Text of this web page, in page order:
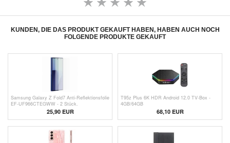
KUNDEN, DIE DAS PRODUKT GEKAUFT HABEN, HABEN AUCH NOCH
FOLGENDE PRODUKTE GEKAUFT
Samsung Galaxy Z Fold7 Anti-Reflektionsfolie
EF-UF966CTEGWW - 2 Stück.
25,90EUR
T95z Plus 6K HDR Android 12.0 TV-Box -
4GB/64GB
68,10 EUR